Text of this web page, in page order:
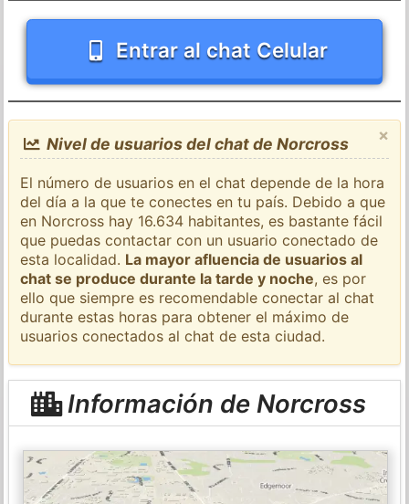
Entrar al chat Celular
×
Nivel de usuarios del chat de Norcross
El número de usuarios en el chat depende de la hora
del día a la que te conectes en tu país. Debido a que
en Norcross hay 16.634 habitantes, es bastante fácil
que puedas contactar con un usuario conectado de
esta localidad. La mayor afluencia de usuarios al
chat se produce durante la tarde y noche, es por
ello que siempre es recomendable conectar al chat
durante estas horas para obtener el máximo de
usuarios conectados al chat de esta ciudad.
Información de Norcross